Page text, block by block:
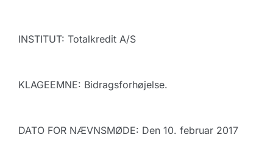
INSTITUT: Totalkredit A/S
KLAGEEMNE: Bidragsforhøjelse.
DATO FOR NÆVNSMØDE: Den 10. februar 2017